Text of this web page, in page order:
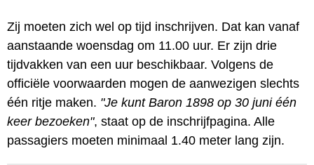
Zij moeten zich wel op tijd inschrijven. Dat kan vanaf
aanstaande woensdag om 11.00 uur. Er zijn drie
tijdvakken van een uur beschikbaar. Volgens de
officiële voorwaarden mogen de aanwezigen slechts
één ritje maken. "Je kunt Baron 1898 op 30 juni één
keer bezoeken", staat op de inschrijfpagina. Alle
passagiers moeten minimaal 1.40 meter lang zijn.